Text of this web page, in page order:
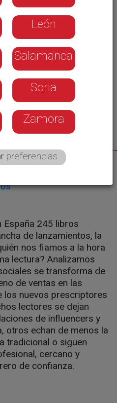
España 245 libros
de lanzamientos, la
nos fiamos a la hora
lectura? Analizamos
se transforma de
de ventas en las
los nuevos prescriptores
lectores se dejan
de influencers y
otros echan de menos la
tradicional o siguen
cercano y
de confianza.
León
Salamanca
Soria
Zamora
preferencias